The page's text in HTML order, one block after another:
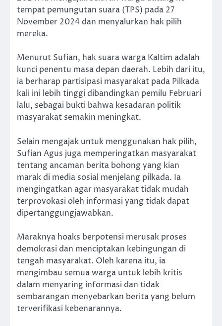
tempat pemungutan suara (TPS) pada 27
November 2024 dan menyalurkan hak pilih
mereka.
Menurut Sufian, hak suara warga Kaltim adalah
kunci penentu masa depan daerah. Lebih dari itu,
ia berharap partisipasi masyarakat pada Pilkada
kali ini lebih tinggi dibandingkan pemilu Februari
lalu, sebagai bukti bahwa kesadaran politik
masyarakat semakin meningkat.
Selain mengajak untuk menggunakan hak pilih,
Sufian Agus juga memperingatkan masyarakat
tentang ancaman berita bohong yang kian
marak di media sosial menjelang pilkada. Ia
mengingatkan agar masyarakat tidak mudah
terprovokasi oleh informasi yang tidak dapat
dipertanggungjawabkan.
Maraknya hoaks berpotensi merusak proses
demokrasi dan menciptakan kebingungan di
tengah masyarakat. Oleh karena itu, ia
mengimbau semua warga untuk lebih kritis
dalam menyaring informasi dan tidak
sembarangan menyebarkan berita yang belum
terverifikasi kebenarannya.